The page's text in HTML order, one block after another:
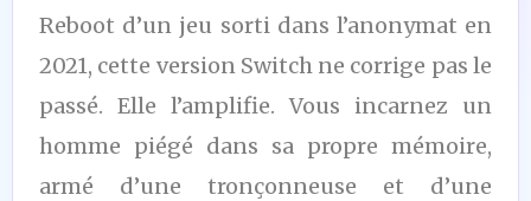
Reboot d’un jeu sorti dans l’anonymat en
2021, cette version Switch ne corrige pas le
passé. Elle l’amplifie. Vous incarnez un
homme piégé dans sa propre mémoire,
armé d’une tronçonneuse et d’une